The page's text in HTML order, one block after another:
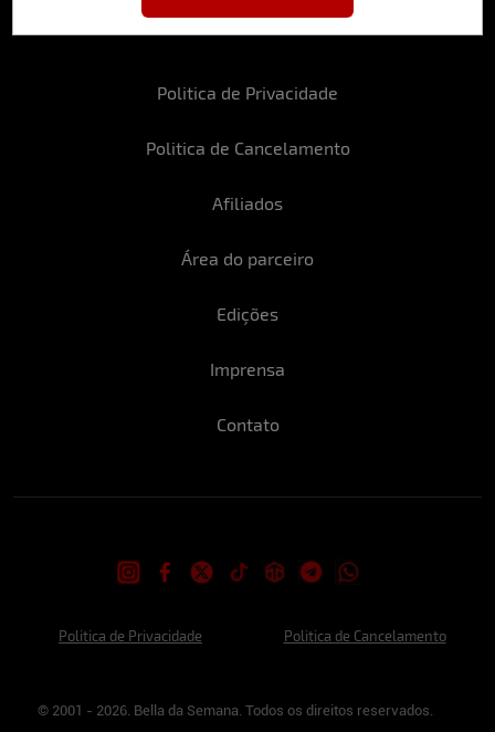
Politica de Privacidade
Politica de Cancelamento
Afiliados
Área do parceiro
Edições
Imprensa
Contato
Politica de Privacidade Politica de Cancelamento
© 2001 - 2026. Bella da Semana. Todos os direitos reservados.